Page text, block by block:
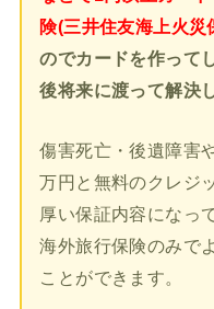
険(三井住友海上火
のでカードを作って
後将来に渡って解決
傷害死亡・後遺障害
万円と無料のクレジ
厚い保証内容になっ
海外旅行保険のみで
ことができます。